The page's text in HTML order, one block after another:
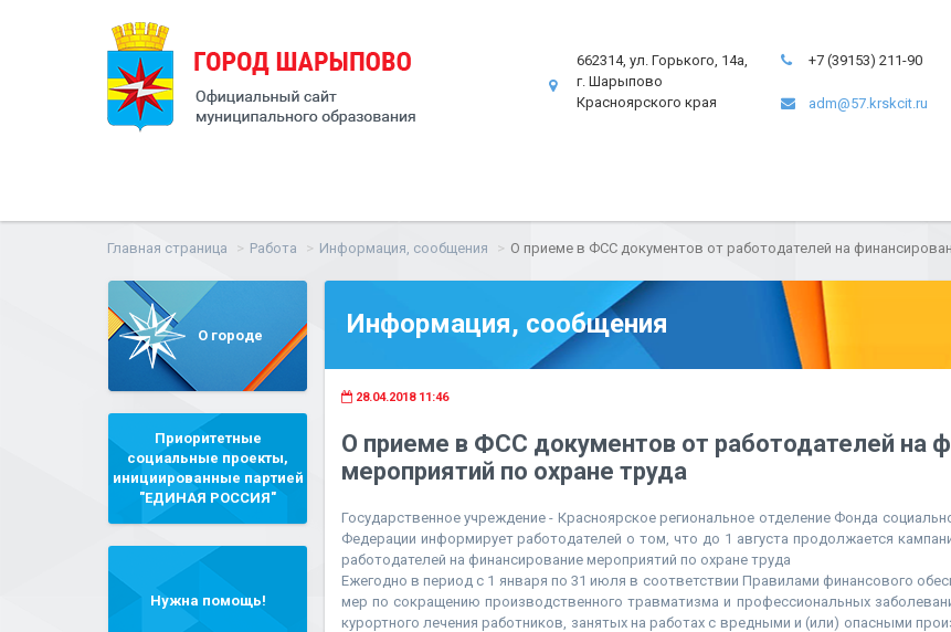
662314, ул. Горького, 14а,
г. Шарыпово
Красноярского края
+7 (39153) 211-90
adm@57.krskcit.ru
Главная страница Работа Информация, сообщения О приеме в ФСС документов от работодателей на
О городе
Приоритетные
социальные проекты,
инициированные партией
"ЕДИНАЯ РОССИЯ"
Нужна помощь!
Информация, сообщения
28.04.2018 11:46
О приеме в ФСС документов от работодателей на
мероприятий по охране труда
Государственное учреждение - Красноярское региональное отделение Фонда
Федерации информирует работодателей о том, что до 1 августа продолжается
работодателей на финансирование мероприятий по охране труда
Ежегодно в период с 1 января по 31 июля в соответствии Правилами финансового
мер по сокращению производственного травматизма и профессиональных
курортного лечения работников, занятых на работах с вредными и (или) опасными